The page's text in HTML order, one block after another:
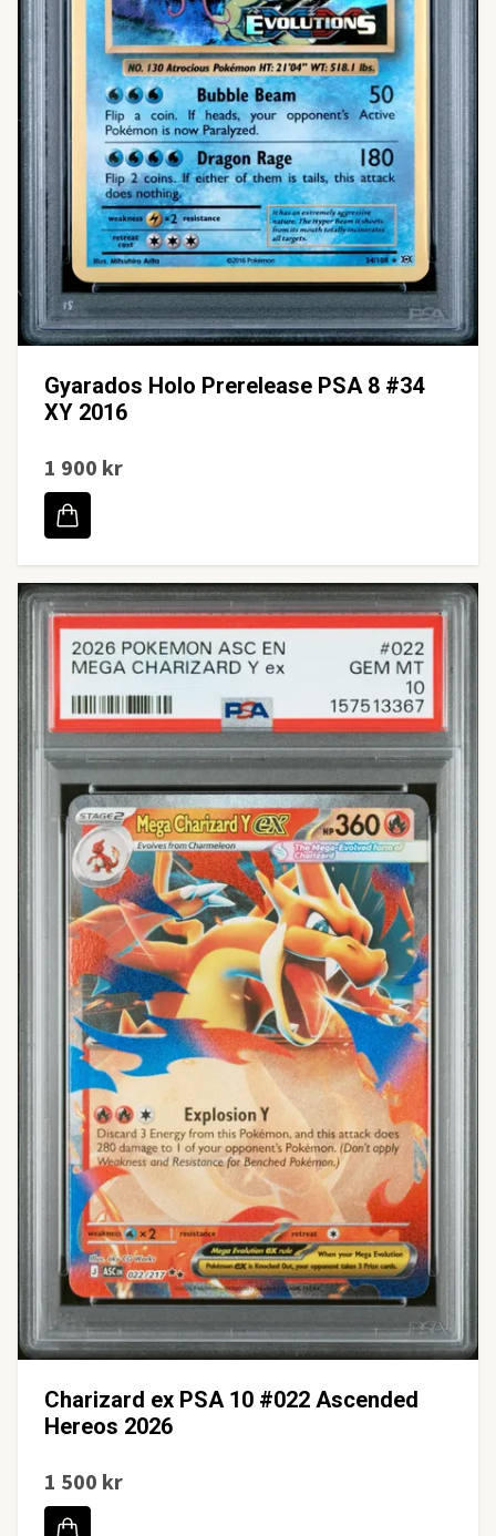
Gyarados Holo Prerelease PSA 8 #34
XY 2016
1 900 kr
Charizard ex PSA 10 #022 Ascended
Hereos 2026
1 500 kr